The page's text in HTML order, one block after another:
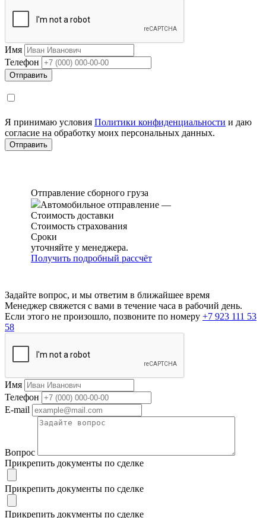
Имя
Телефон
Я принимаю условия Политики конфиденциальности и даю
согласие на обработку моих персональных данных.
Отправление сборного груза
Автомобильное отправление —
Стоимость доставки
Стоимость страхования
Сроки
уточняйте у менеджера.
Получить подробный рассчёт
Задайте вопрос, и мы ответим в ближайшее время
Менеджер свяжется с вами в течение часа в рабочий день.
Если этого не произошло, позвоните по номеру +7 923 111 53
58
Имя
Телефон
E-mail
Вопрос
Прикрепить документы по сделке
Прикрепить документы по сделке
Прикрепить документы по сделке